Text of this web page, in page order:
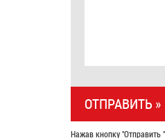
Нажав кнопку "Отправить